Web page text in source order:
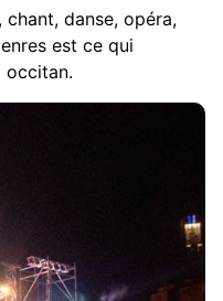
chant, danse, opéra,
est ce qui
occitan.